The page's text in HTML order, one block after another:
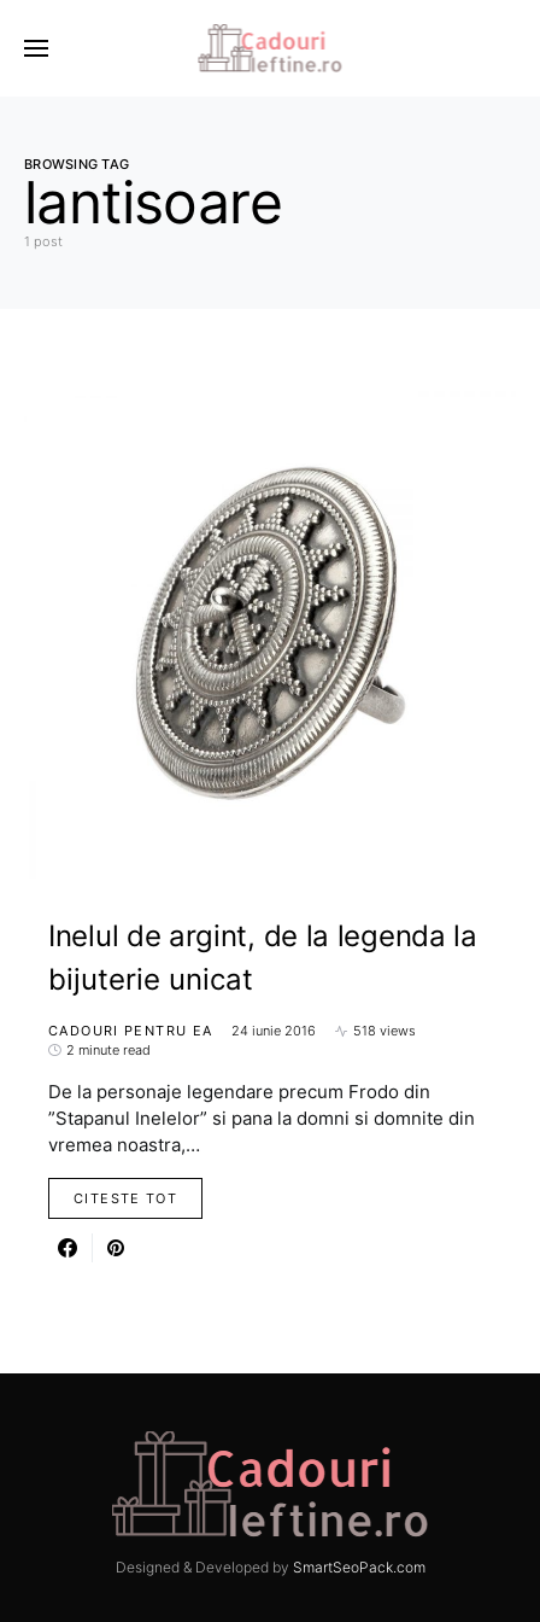
BROWSING TAG
lantisoare
1 post
Inelul de argint, de la legenda la
bijuterie unicat
CADOURI PENTRU EA 24 iunie 2016
518 views
2 minute read
De la personaje legendare precum Frodo din
”Stapanul Inelelor” si pana la domni si domnite din
vremea noastra,…
CITESTE TOT
Designed & Developed by SmartSeoPack.com